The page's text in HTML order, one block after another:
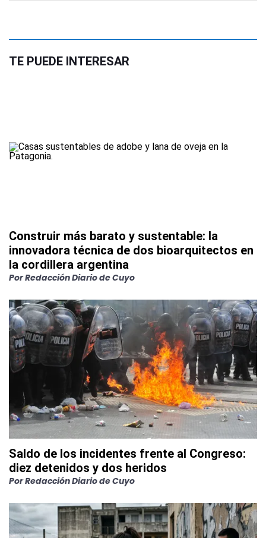
TE PUEDE INTERESAR
Construir más barato y sustentable: la
innovadora técnica de dos bioarquitectos en
la cordillera argentina
PorRedacción Diario de Cuyo
Saldo de los incidentes frente al Congreso:
diez detenidos y dos heridos
PorRedacción Diario de Cuyo